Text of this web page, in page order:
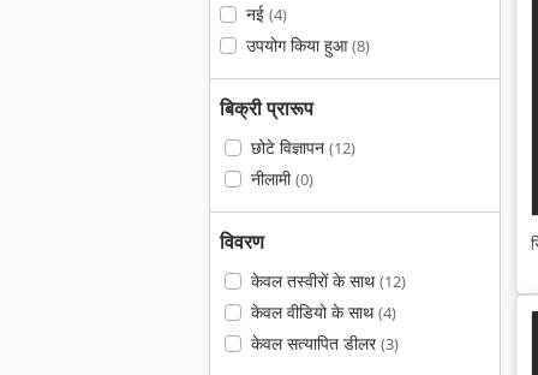
नई (4)
उपयोग किया हुआ(8)
बिक्री प्रारूप
छोटे विज्ञापन (12)
नीलामी(0)
विवरण
केवल तस्वीरों के साथ(12)
केवल वीडियो के साथ(4)
केवल सत्यापित डीलर(3)